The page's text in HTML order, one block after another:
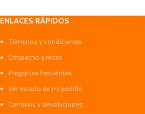
ENLACES RÁPIDOS
Términos y condiciones
Despacho y retiro
Preguntas frecuentes
Ver estado de mi pedido
Cambios y devoluciones